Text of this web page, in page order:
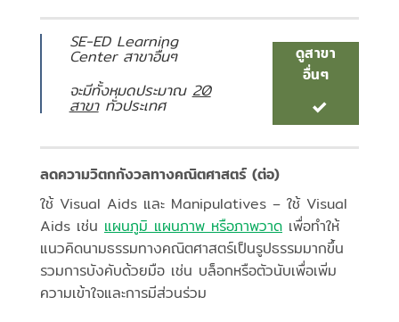
SE-ED Learning
Center สาขาอื่นๆ
จะมีทั้งหมดประมาณ20
สาขาทั่วประเทศ
ดูสาขา
อื่นๆ
ลดความวิตกกังวลทางคณิตศาสตร์ (ต่อ)
ใช้ Visual Aids และ Manipulatives – ใช้ Visual
Aids เช่น แผนภูมิ แผนภาพ หรือภาพวาด เพื่อทำให้
แนวคิดนามธรรมทางคณิตศาสตร์เป็นรูปธรรมมากขึ้น
รวมการบังคับด้วยมือ เช่น บล็อกหรือตัวนับเพื่อเพิ่ม
ความเข้าใจและการมีส่วนร่วม